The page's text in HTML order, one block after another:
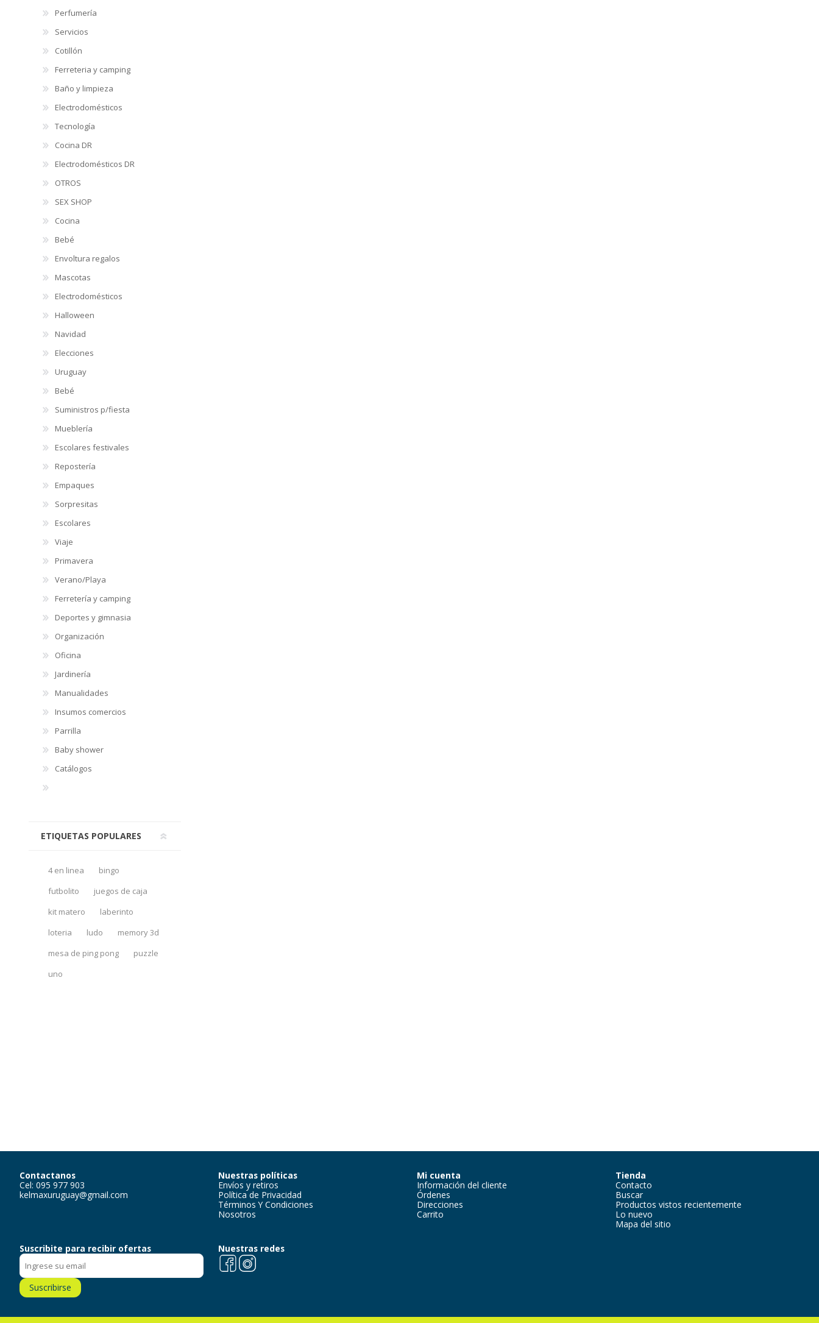
Perfumería
Servicios
Cotillón
Ferreteria y camping
Baño y limpieza
Electrodomésticos
Tecnología
Cocina DR
Electrodomésticos DR
OTROS
SEX SHOP
Cocina
Bebé
Envoltura regalos
Mascotas
Electrodomésticos
Halloween
Navidad
Elecciones
Uruguay
Bebé
Suministros p/fiesta
Mueblería
Escolares festivales
Repostería
Empaques
Sorpresitas
Escolares
Viaje
Primavera
Verano/Playa
Ferretería y camping
Deportes y gimnasia
Organización
Oficina
Jardinería
Manualidades
Insumos comercios
Parrilla
Baby shower
Catálogos
ETIQUETAS POPULARES
4 en linea
bingo
futbolito
juegos de caja
kit matero
laberinto
loteria
ludo
memory 3d
mesa de ping pong
puzzle
uno
Contactanos
Cel: 095 977 903
kelmaxuruguay@gmail.com
Nuestras políticas
Envíos y retiros
Política de Privacidad
Términos Y Condiciones
Nosotros
Mi cuenta
Información del cliente
Órdenes
Direcciones
Carrito
Tienda
Contacto
Buscar
Productos vistos recientemente
Lo nuevo
Mapa del sitio
Suscribite para recibir ofertas
Suscribirse
Nuestras redes
FacebookInstagram